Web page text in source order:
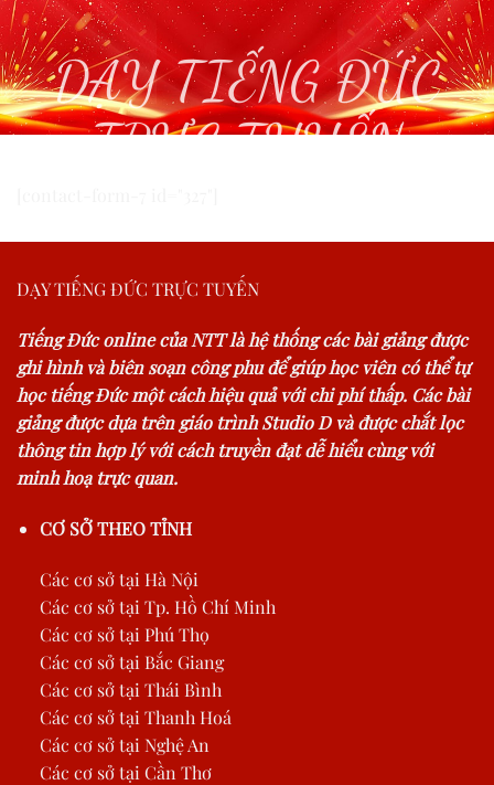
DẠY TIẾNG ĐỨC
TRỰC TUYẾN
DẠY TIẾNG ĐỨC TRỰC TUYẾN
Tiếng Đức online của NTT là hệ thống các bài giảng được
ghi hình và biên soạn công phu để giúp học viên có thể tự
học tiếng Đức một cách hiệu quả với chi phí thấp. Các bài
giảng được dựa trên giáo trình Studio D và được chắt lọc
thông tin hợp lý với cách truyền đạt dễ hiểu cùng với
minh hoạ trực quan.
CƠ SỞ THEO TỈNH
Các cơ sở tại Hà Nội
Các cơ sở tại Tp. Hồ Chí Minh
Các cơ sở tại Phú Thọ
Các cơ sở tại Bắc Giang
Các cơ sở tại Thái Bình
Các cơ sở tại Thanh Hoá
Các cơ sở tại Nghệ An
Các cơ sở tại Cần Thơ